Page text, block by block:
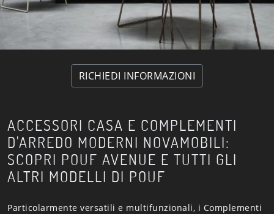
RICHIEDI INFORMAZIONI
ACCESSORI CASA E COMPLEMENTI
D'ARREDO MODERNI NOVAMOBILI:
SCOPRI POUF AVENUE E TUTTI GLI
ALTRI MODELLI DI POUF
Particolarmente versatili e multifunzionali, i Complementi